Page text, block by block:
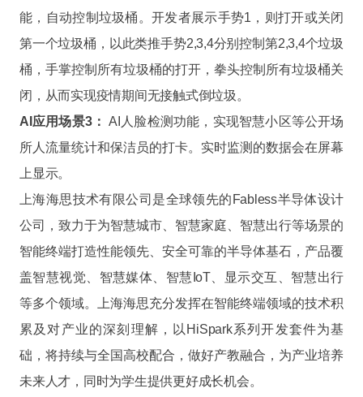
能，自动控制垃圾桶。开发者展示手势1，则打开或关闭
第一个垃圾桶，以此类推手势2,3,4分别控制第2,3,4个垃圾
桶，手掌控制所有垃圾桶的打开，拳头控制所有垃圾桶关
闭，从而实现疫情期间无接触式倒垃圾。
AI应用场景3： AI人脸检测功能，实现智慧小区等公开场
所人流量统计和保洁员的打卡。实时监测的数据会在屏幕
上显示。
上海海思技术有限公司是全球领先的Fabless半导体设计
公司，致力于为智慧城市、智慧家庭、智慧出行等场景的
智能终端打造性能领先、安全可靠的半导体基石，产品覆
盖智慧视觉、智慧媒体、智慧IoT、显示交互、智慧出行
等多个领域。上海海思充分发挥在智能终端领域的技术积
累及对产业的深刻理解，以HiSpark系列开发套件为基
础，将持续与全国高校配合，做好产教融合，为产业培养
未来人才，同时为学生提供更好成长机会。